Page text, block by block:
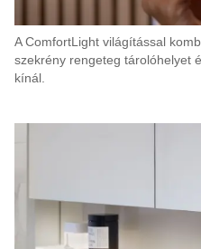
A ComfortLight világítással
szekrény rengeteg tárolóhelyet
kínál.